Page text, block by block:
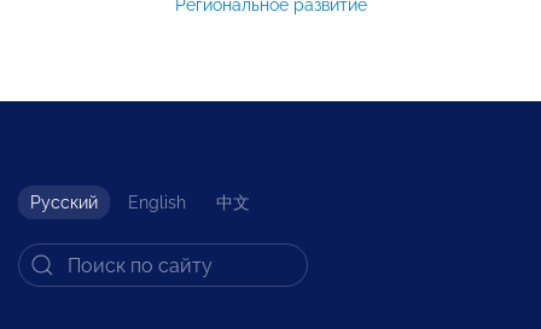
Региональное развитие
Русский English 中文